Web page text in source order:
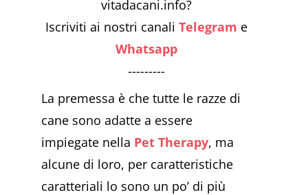
vitadacani.info?
Iscriviti ai nostri canali Telegram e
Whatsapp
---------
La premessa è che tutte le razze di
cane sono adatte a essere
impiegate nella Pet Therapy, ma
alcune di loro, per caratteristiche
caratteriali lo sono un po’ di più